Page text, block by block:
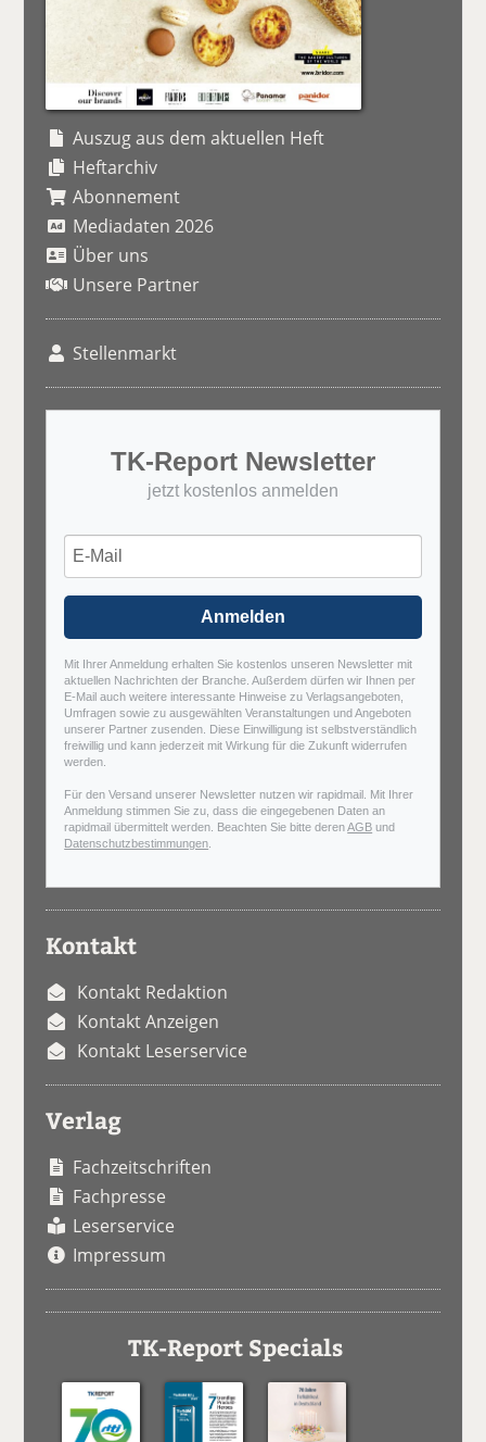
Auszug aus dem aktuellen Heft
Heftarchiv
Abonnement
Mediadaten 2026
Über uns
Unsere Partner
Stellenmarkt
TK-Report Newsletter
jetzt kostenlos anmelden
Anmelden
Mit Ihrer Anmeldung erhalten Sie kostenlos unseren Newsletter mit
aktuellen Nachrichten der Branche. Außerdem dürfen wir Ihnen per
E-Mail auch weitere interessante Hinweise zu Verlagsangeboten,
Umfragen sowie zu ausgewählten Veranstaltungen und Angeboten
unserer Partner zusenden. Diese Einwilligung ist selbstverständlich
freiwillig und kann jederzeit mit Wirkung für die Zukunft widerrufen
werden.
Für den Versand unserer Newsletter nutzen wir rapidmail. Mit Ihrer
Anmeldung stimmen Sie zu, dass die eingegebenen Daten an
rapidmail übermittelt werden. Beachten Sie bitte derenAGB und
Datenschutzbestimmungen
Kontakt
Kontakt Redaktion
Kontakt Anzeigen
Kontakt Leserservice
Verlag
Fachzeitschriften
Fachpresse
Leserservice
Impressum
TK-Report Specials